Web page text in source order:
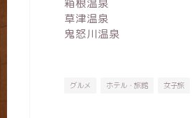
箱根温泉
草津温泉
鬼怒川温泉
グルメ ホテル・旅館 女子旅